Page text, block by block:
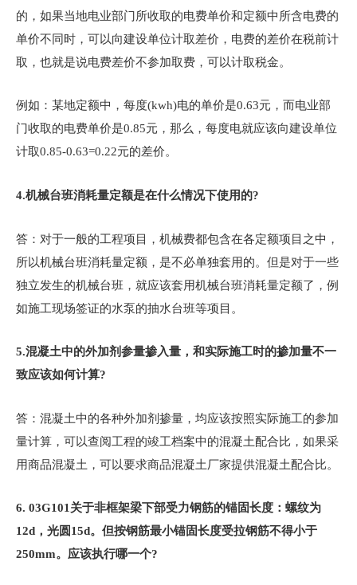
的，如果当地电业部门所收取的电费单价和定额中所含电费的
单价不同时，可以向建设单位计取差价，电费的差价在税前计
取，也就是说电费差价不参加取费，可以计取税金。
例如：某地定额中，每度(kwh)电的单价是0.63元，而电业部
门收取的电费单价是0.85元，那么，每度电就应该向建设单位
计取0.85-0.63=0.22元的差价。
4.机械台班消耗量定额是在什么情况下使用的?
答：对于一般的工程项目，机械费都包含在各定额项目之中，
所以机械台班消耗量定额，是不必单独套用的。但是对于一些
独立发生的机械台班，就应该套用机械台班消耗量定额了，例
如施工现场签证的水泵的抽水台班等项目。
5.混凝土中的外加剂参量掺入量，和实际施工时的掺加量不一
致应该如何计算?
答：混凝土中的各种外加剂掺量，均应该按照实际施工的参加
量计算，可以查阅工程的竣工档案中的混凝土配合比，如果采
用商品混凝土，可以要求商品混凝土厂家提供混凝土配合比。
6. 03G101 关于非框架梁下部受力钢筋的锚固长度：螺纹为
12d，光圆15d。但按钢筋最小锚固长度受拉钢筋不得小于
250mm。应该执行哪一个?